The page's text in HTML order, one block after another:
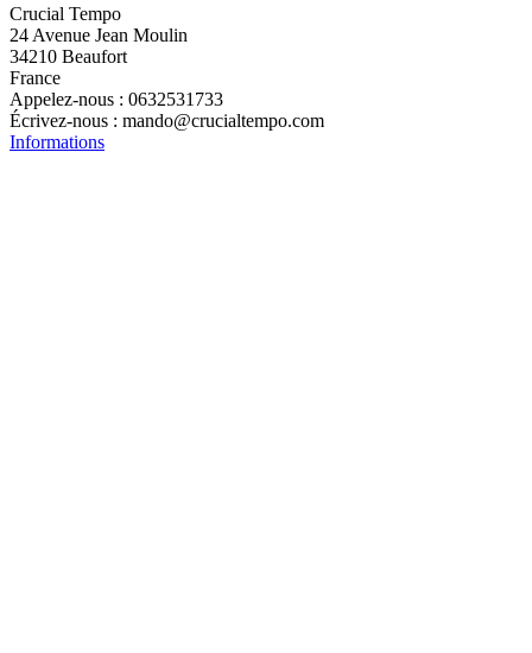
Crucial Tempo
24 Avenue Jean Moulin
34210 Beaufort
France
Appelez-nous : 0632531733
Écrivez-nous : mando@crucialtempo.com
Informations